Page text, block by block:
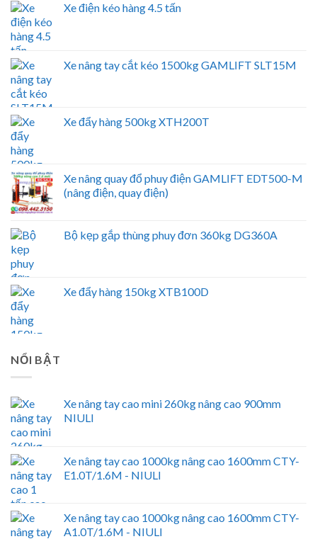
Xe điện kéo hàng 4.5 tấn
Xe nâng tay cắt kéo 1500kg GAMLIFT SLT15M
Xe đẩy hàng 500kg XTH200T
Xe nâng quay đổ phuy điện GAMLIFT EDT500-M
(nâng điện, quay điện)
Bộ kẹp gắp thùng phuy đơn 360kg DG360A
Xe đẩy hàng 150kg XTB100D
NỔI BẬT
Xe nâng tay cao mini 260kg nâng cao 900mm
NIULI
Xe nâng tay cao 1000kg nâng cao 1600mm CTY-
E1.0T/1.6M - NIULI
Xe nâng tay cao 1000kg nâng cao 1600mm CTY-
A1.0T/1.6M - NIULI